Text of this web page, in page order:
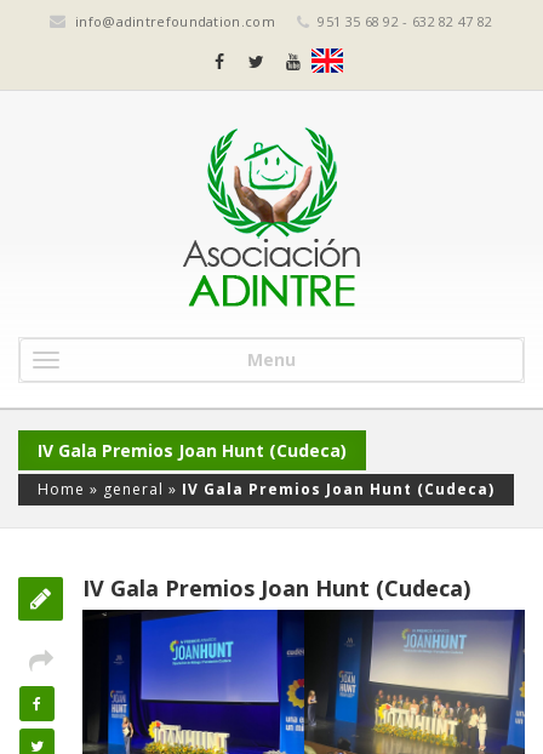
info@adintrefoundation.com 951 35 68 92 - 632 82 47 82
Menu
IV Gala Premios Joan Hunt (Cudeca)
Home » general » IV Gala Premios Joan Hunt (Cudeca)
IV Gala Premios Joan Hunt (Cudeca)